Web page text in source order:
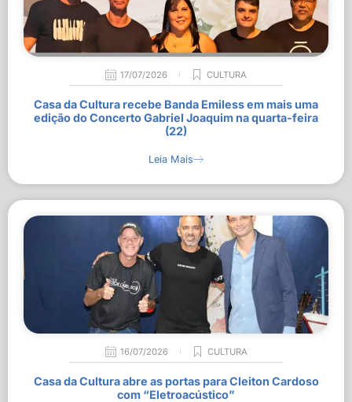
17/07/2026 CULTURA
Casa da Cultura recebe Banda Emiless em mais uma
edição do Concerto Gabriel Joaquim na quarta-feira
(22)
Leia Mais
16/07/2026 CULTURA
Casa da Cultura abre as portas para Cleiton Cardoso
com “Eletroacústico”